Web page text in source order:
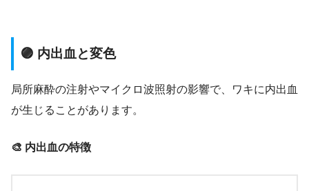
🟣 内出血と変色
局所麻酔の注射やマイクロ波照射の影響で、ワキに内出血
が生じることがあります。
🎨 内出血の特徴